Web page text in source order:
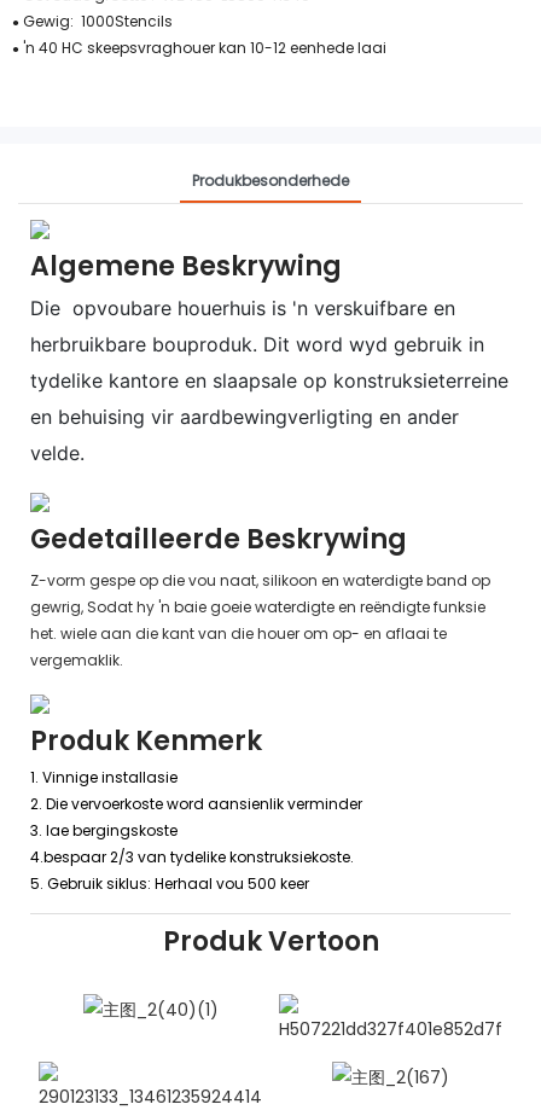
● Gewig: 1000Stencils
● 'n 40 HC skeepsvraghouer kan 10-12 eenhede laai
Produkbesonderhede
Algemene Beskrywing
Die opvoubare houerhuis is 'n verskuifbare en
herbruikbare bouproduk. Dit word wyd gebruik in
tydelike kantore en slaapsale op konstruksieterreine
en behuising vir aardbewingverligting en ander
velde.
Gedetailleerde Beskrywing
Z-vorm gespe op die vou naat, silikoon en waterdigte band op
gewrig, Sodat hy 'n baie goeie waterdigte en reëndigte funksie
het. wiele aan die kant van die houer om op- en aflaai te
vergemaklik.
Produk Kenmerk
1. Vinnige installasie
2. Die vervoerkoste word aansienlik verminder
3. lae bergingskoste
4.bespaar 2/3 van tydelike konstruksiekoste.
5. Gebruik siklus: Herhaal vou 500 keer
Produk Vertoon